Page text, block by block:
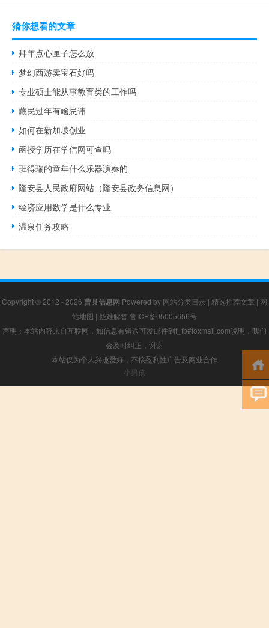
猜你想看的文章
拜年点心匣子怎么放
梦幻西游卖宝石好吗
专业硕士能从事教育类的工作吗
藏民过年有啥忌讳
如何在新加坡创业
函授学历在学信网可查吗
班得瑞的童年什么乐器演奏的
隆安县人民政府网站（隆安县政务信息网）
经济应用数学是什么专业
温泉任务攻略
Copyright © 2012 - 2026 曹县信息网 Powered by 网站分类目录 | 精选推荐文章 | 网
站地图 | 疑难解答 鲁ICP备05005656号
声明：本站内容来自互联网，如信息有错误可发邮件到f_fb#foxmail.com说明，我们
会及时纠正，谢谢
本站仅为个人兴趣爱好，不接盈利性广告及商业合作
小男孩